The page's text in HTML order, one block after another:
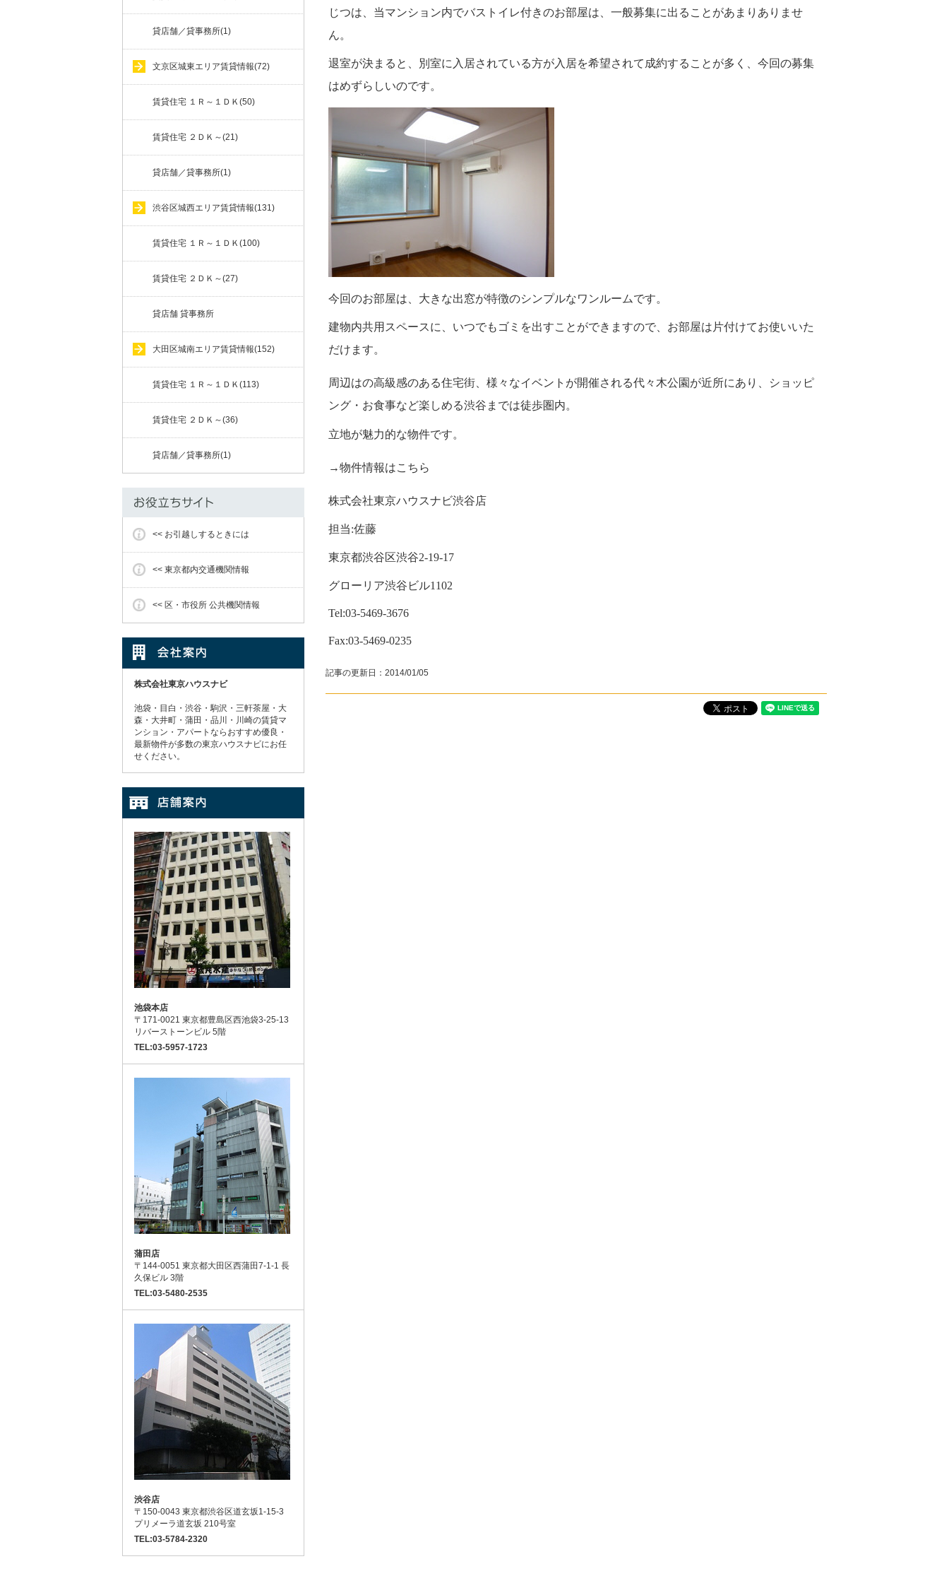
じつは、当マンション内でバストイレ付きのお部屋は、一般募集に出ることがあまりありませ
ん。
退室が決まると、別室に入居されている方が入居を希望されて成約することが多く、今回の募集
はめずらしいのです。
今回のお部屋は、大きな出窓が特徴のシンプルなワンルームです。
建物内共用スペースに、いつでもゴミを出すことができますので、お部屋は片付けてお使いいた
だけます。
周辺はの高級感のある住宅街、様々なイベントが開催される代々木公園が近所にあり、ショッピ
ング・お食事など楽しめる渋谷までは徒歩圏内。
立地が魅力的な物件です。
→物件情報はこちら
株式会社東京ハウスナビ渋谷店
担当:佐藤
東京都渋谷区渋谷2-19-17
グローリア渋谷ビル1102
Tel:03-5469-3676
Fax:03-5469-0235
記事の更新日： 2014/01/05
貸店舗／貸事務所(1)
文京区城東エリア賃貸情報(72)
賃貸住宅 １Ｒ～１ＤＫ(50)
賃貸住宅 ２ＤＫ～(21)
貸店舗／貸事務所(1)
渋谷区城西エリア賃貸情報(131)
賃貸住宅 １Ｒ～１ＤＫ(100)
賃貸住宅 ２ＤＫ～(27)
貸店舗 貸事務所
大田区城南エリア賃貸情報(152)
賃貸住宅 １Ｒ～１ＤＫ(113)
賃貸住宅 ２ＤＫ～(36)
貸店舗／貸事務所(1)
<< お引越しするときには
<< 東京都内交通機関情報
<< 区・市役所 公共機関情報
株式会社東京ハウスナビ
池袋・目白・渋谷・駒沢・三軒茶屋・大
森・大井町・蒲田・品川・川崎の賃貸マ
ンション・アパートならおすすめ優良・
最新物件が多数の東京ハウスナビにお任
せください。
池袋本店
〒171-0021 東京都豊島区西池袋3-25-13
リバーストーンビル 5階
TEL:03-5957-1723
蒲田店
〒144-0051 東京都大田区西蒲田7-1-1 長
久保ビル 3階
TEL:03-5480-2535
渋谷店
〒150-0043 東京都渋谷区道玄坂1-15-3
プリメーラ道玄坂 210号室
TEL:03-5784-2320